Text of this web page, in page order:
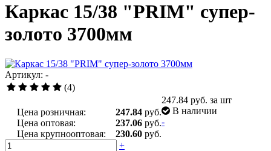
Каркас 15/38 "PRIM" супер-
золото 3700мм
Артикул: -
(4)
Цена розничная: 247.84 руб.
Цена оптовая:
237.06 руб.
Цена крупнооптовая:
230.60 руб.
247.84 руб. за шт
В наличии
-
+